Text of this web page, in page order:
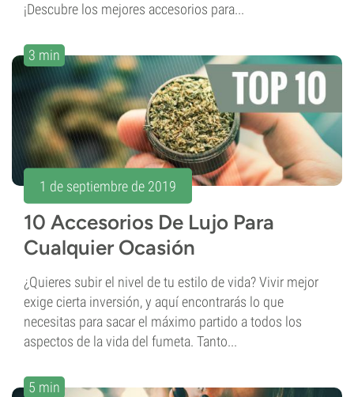
¡Descubre los mejores accesorios para...
3 min
1 de septiembre de 2019
10 Accesorios De Lujo Para
Cualquier Ocasión
¿Quieres subir el nivel de tu estilo de vida? Vivir mejor
exige cierta inversión, y aquí encontrarás lo que
necesitas para sacar el máximo partido a todos los
aspectos de la vida del fumeta. Tanto...
5 min